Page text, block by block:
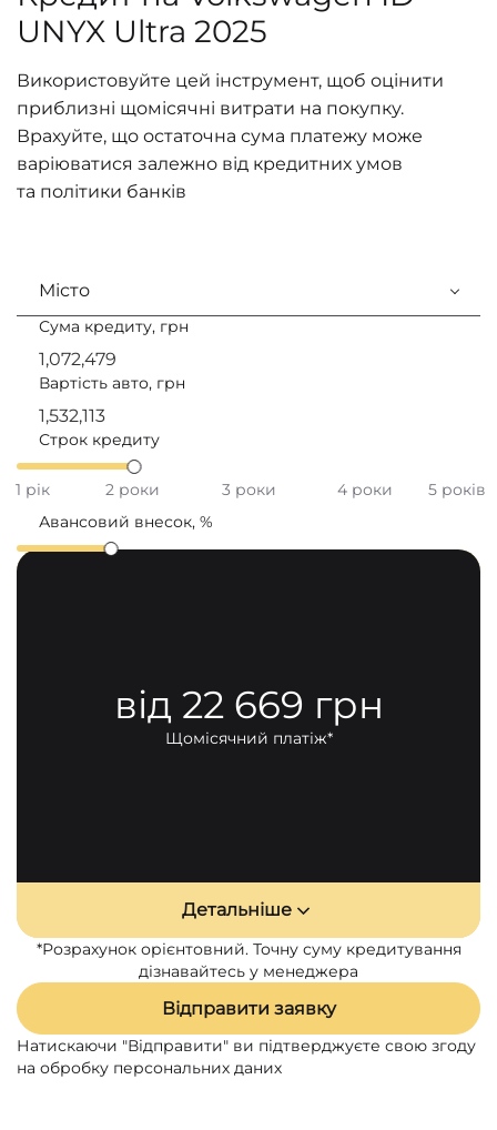
UNYX Ultra 2025
Використовуйте цей інструмент, щоб оцінити
приблизні щомісячні витрати на покупку.
Врахуйте, що остаточна сума платежу може
варіюватися залежно від кредитних умов
та політики банків
Місто
Сума кредиту, грн
Вартість авто, грн
Строк кредиту
1 рік 2 роки 3 роки 4 роки
5 років
Авансовий внесок, %
від 22 669 грн
Щомісячний платіж*
Загальна вартість кредиту
Загальні витрати за кредитом
Детальніше
*Розрахунок орієнтовний. Точну суму кредитування
дізнавайтесь у менеджера
Відправити заявку
Натискаючи "Відправити" ви підтверджуєте свою згоду
на обробку персональних даних